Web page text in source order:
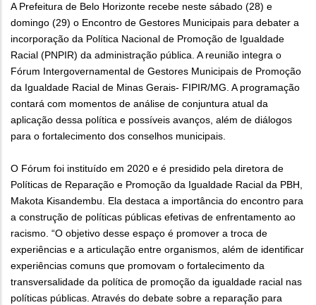
A Prefeitura de Belo Horizonte recebe neste sábado (28) e
domingo (29) o Encontro de Gestores Municipais para debater a
incorporação da Política Nacional de Promoção de Igualdade
Racial (PNPIR) da administração pública. A reunião integra o
Fórum Intergovernamental de Gestores Municipais de Promoção
da Igualdade Racial de Minas Gerais- FIPIR/MG. A programação
contará com momentos de análise de conjuntura atual da
aplicação dessa política e possíveis avanços, além de diálogos
para o fortalecimento dos conselhos municipais.
O Fórum foi instituído em 2020 e é presidido pela diretora de
Políticas de Reparação e Promoção da Igualdade Racial da PBH,
Makota Kisandembu. Ela destaca a importância do encontro para
a construção de políticas públicas efetivas de enfrentamento ao
racismo. “O objetivo desse espaço é promover a troca de
experiências e a articulação entre organismos, além de identificar
experiências comuns que promovam o fortalecimento da
transversalidade da política de promoção da igualdade racial nas
políticas públicas. Através do debate sobre a reparação para